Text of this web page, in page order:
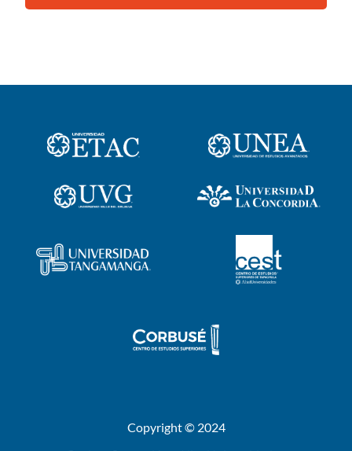
Copyright © 2024